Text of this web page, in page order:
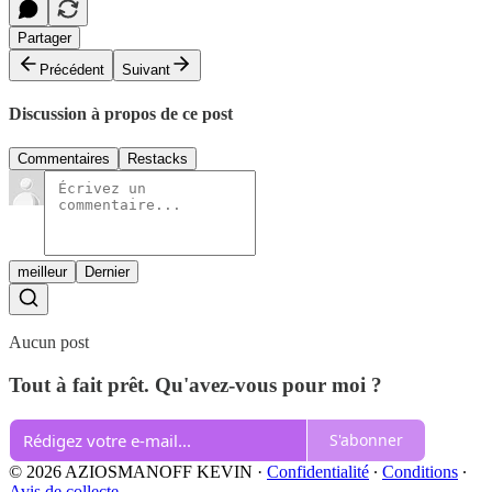
Partager
Précédent
Suivant
Discussion à propos de ce post
Commentaires Restacks
meilleur Dernier
Aucun post
Tout à fait prêt. Qu'avez-vous pour moi ?
S'abonner
© 2026 AZIOSMANOFF KEVIN · Confidentialité ∙ Conditions ∙